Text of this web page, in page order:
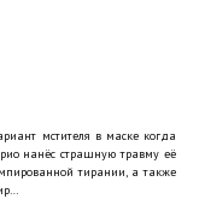
мстителя в маске когда
нанёс страшную травму её
тирании, а также